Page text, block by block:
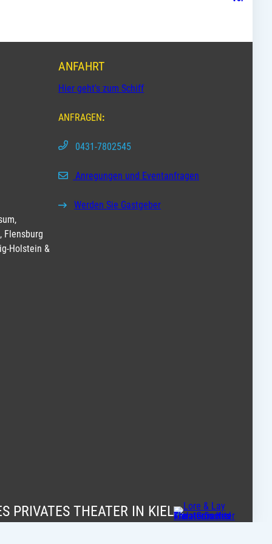
Flensburg
Holstein &
ANFAHRT
Hier geht's zum Schiff
ANFRAGEN:
0431-7802545
Anregungen und Eventanfragen
Werden Sie Gastgeber
PRIVATES THEATER IN KIEL